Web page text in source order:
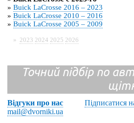
» Buick LaCrosse 2016 – 2023
» Buick LaCrosse 2010 – 2016
» Buick LaCrosse 2005 – 2009
» 2023 2024 2025 2026
Точний підбір по
Відгуки про нас Підписатися
mail@dvorniki.ua